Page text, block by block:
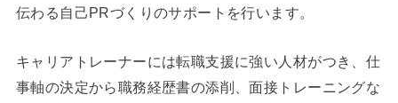
伝わる自己PRづくりのサポートを行います。
キャリアトレーナーには転職支援に強い人材がつき、仕
事軸の決定から職務経歴書の添削、面接トレーニングな